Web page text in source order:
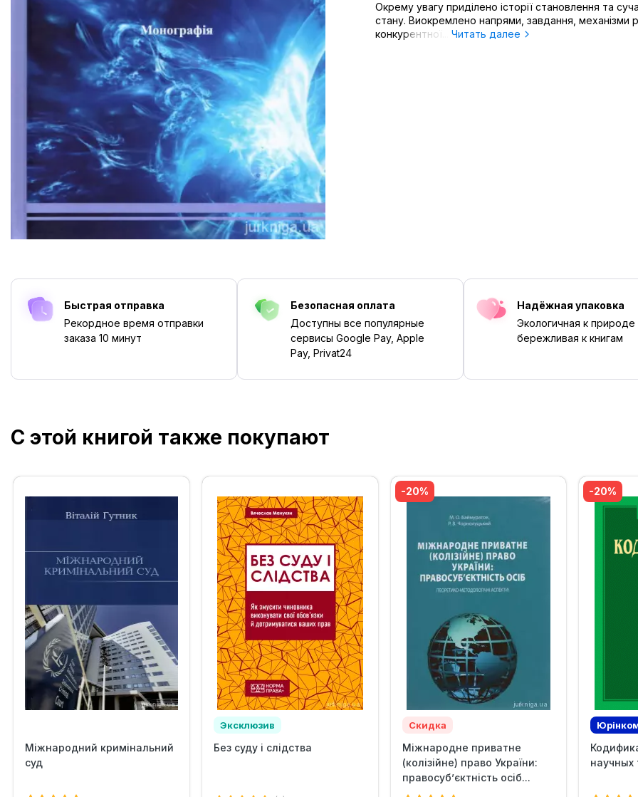
Окрему увагу приділено історії становлення та
стану. Виокремлено напрями, завдання, механізми
конкурентної... Читать далее
Быстрая отправка
Рекордное время отправки
заказа 10 минут
Безопасная оплата
Доступны все популярные
сервисы Google Pay, Apple
Pay, Privat24
Надёжная упаковка
Экологичная к природе
бережливая к книгам
С этой книгой также покупают
Міжнародний кримінальний
суд
Эксклюзив
Без суду і слідства
Скидка
Міжнародне приватне
(колізійне) право України:
правосуб’єктність осіб...
-20%
научных
-20%